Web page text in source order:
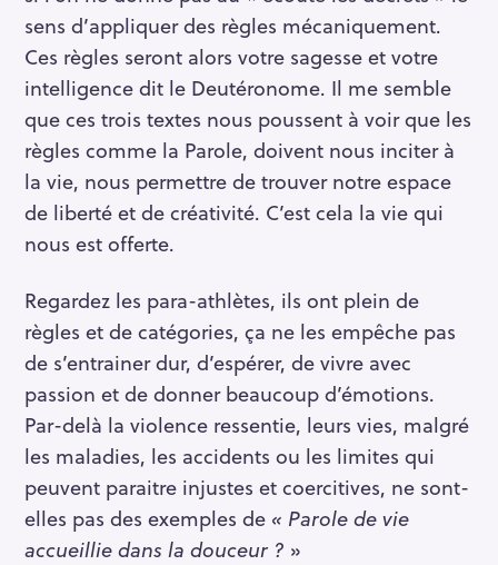
sens d’appliquer des règles mécaniquement.
Ces règles seront alors votre sagesse et votre
intelligence dit le Deutéronome. Il me semble
que ces trois textes nous poussent à voir que les
règles comme la Parole, doivent nous inciter à
la vie, nous permettre de trouver notre espace
de liberté et de créativité. C’est cela la vie qui
nous est offerte.
Regardez les para-athlètes, ils ont plein de
règles et de catégories, ça ne les empêche pas
de s’entrainer dur, d’espérer, de vivre avec
passion et de donner beaucoup d’émotions.
Par-delà la violence ressentie, leurs vies, malgré
les maladies, les accidents ou les limites qui
peuvent paraitre injustes et coercitives, ne sont-
elles pas des exemples de « Parole de vie
accueillie dans la douceur ? »
h
e
r
c
h
e
r